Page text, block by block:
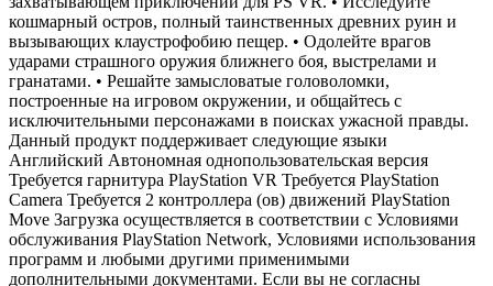
кошмарный остров, полный таинственных древних руин и
вызывающих клаустрофобию пещер. • Одолейте врагов
ударами страшного оружия ближнего боя, выстрелами и
гранатами. • Решайте замысловатые головоломки,
построенные на игровом окружении, и общайтесь с
исключительными персонажами в поисках ужасной правды.
Данный продукт поддерживает следующие языки
Английский Автономная однопользовательская версия
Требуется гарнитура PlayStation VR Требуется PlayStation
Camera Требуется 2 контроллера (ов) движений PlayStation
Move Загрузка осуществляется в соответствии с Условиями
обслуживания PlayStation Network, Условиями использования
программ и любыми другими применимыми
дополнительными документами. Если вы не согласны